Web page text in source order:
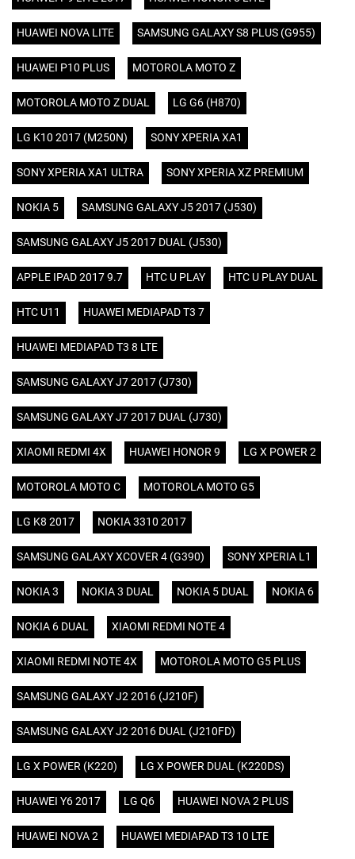
HUAWEI NOVA LITE SAMSUNG GALAXY S8 PLUS (G955)
HUAWEI P10 PLUS MOTOROLA MOTO Z
MOTOROLA MOTO Z DUAL LG G6 (H870)
LG K10 2017 (M250N) SONY XPERIA XA1
SONY XPERIA XA1 ULTRA SONY XPERIA XZ PREMIUM
NOKIA 5 SAMSUNG GALAXY J5 2017 (J530)
SAMSUNG GALAXY J5 2017 DUAL (J530)
APPLE IPAD 2017 9.7 HTC U PLAY HTC U PLAY DUAL
HTC U11 HUAWEI MEDIAPAD T3 7
HUAWEI MEDIAPAD T3 8 LTE
SAMSUNG GALAXY J7 2017 (J730)
SAMSUNG GALAXY J7 2017 DUAL (J730)
XIAOMI REDMI 4X HUAWEI HONOR 9 LG X POWER 2
MOTOROLA MOTO C MOTOROLA MOTO G5
LG K8 2017 NOKIA 3310 2017
SAMSUNG GALAXY XCOVER 4 (G390) SONY XPERIA L1
NOKIA 3 NOKIA 3 DUAL NOKIA 5 DUAL NOKIA 6
NOKIA 6 DUAL XIAOMI REDMI NOTE 4
XIAOMI REDMI NOTE 4X MOTOROLA MOTO G5 PLUS
SAMSUNG GALAXY J2 2016 (J210F)
SAMSUNG GALAXY J2 2016 DUAL (J210FD)
LG X POWER (K220) LG X POWER DUAL (K220DS)
HUAWEI Y6 2017 LG Q6 HUAWEI NOVA 2 PLUS
HUAWEI NOVA 2 HUAWEI MEDIAPAD T3 10 LTE